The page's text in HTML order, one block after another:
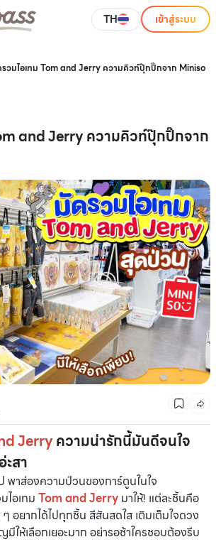
TH เข้าสู่ระบบ
วมไอเทม Tom and Jerry ความคิวท์ปุ๊กปิ๊กจาก Miniso
and Jerry ความคิวท์ปุ๊กปิ๊กจาก
Jerryความน่ารักนี้มันดีจนใจ
ะสา
พาส่องความป่วนของการ์ตูนในใจ
ไอเทม Tom and Jerry มาให้! แต่ละชิ้นคือ
อยากได้ไปทุกชิ้น สีสันสดใส เติมเต็มใจดวง
ให้เลือกเยอะมาก อย่ารอช้าใครชอบต้องรีบ